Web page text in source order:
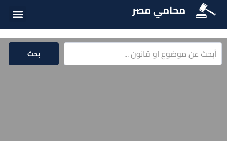
محامي مصر
بحث